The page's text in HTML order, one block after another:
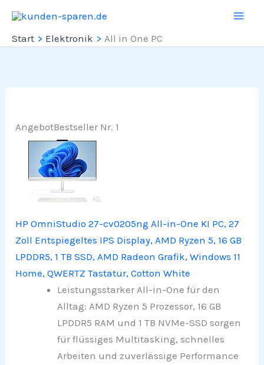
Inhalt
springen
Start Elektronik All in One PC
AngebotBestseller Nr. 1
HP OmniStudio 27-cv0205ng All-in-One KI PC, 27
Zoll Entspiegeltes IPS Display, AMD Ryzen 5, 16 GB
LPDDR5, 1 TB SSD, AMD Radeon Grafik, Windows 11
Home, QWERTZ Tastatur, Cotton White
Leistungsstarker All-in-One für den
Alltag: AMD Ryzen 5 Prozessor, 16 GB
LPDDR5 RAM und 1 TB NVMe-SSD sorgen
für flüssiges Multitasking, schnelles
Arbeiten und zuverlässige Performance